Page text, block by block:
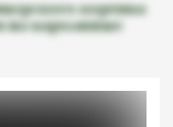
кортика
на карманные